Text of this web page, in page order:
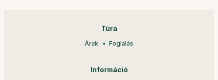
Túra
Árak Foglalás
Információ